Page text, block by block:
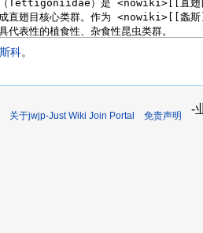
科。
关于jwjp-Just Wiki Join Portal 免责声明 -